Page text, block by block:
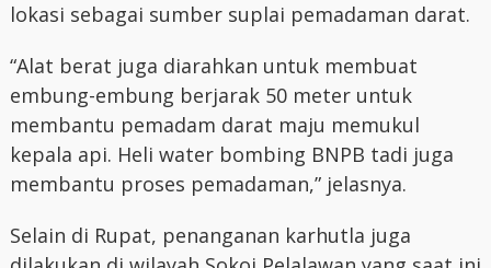
lokasi sebagai sumber suplai pemadaman darat.
“Alat berat juga diarahkan untuk membuat
embung-embung berjarak 50 meter untuk
membantu pemadam darat maju memukul
kepala api. Heli water bombing BNPB tadi juga
membantu proses pemadaman,” jelasnya.
Selain di Rupat, penanganan karhutla juga